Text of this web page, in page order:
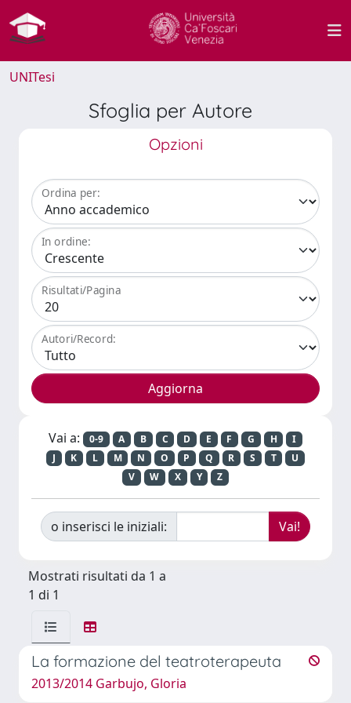
UNITesi
Sfoglia per Autore
Opzioni
Ordina per:
In ordine:
Risultati/Pagina
Autori/Record:
Vai a: 0-9 A B C D E F G H
I
J
K L M N O P Q R S T
U
V
W X Y Z
o inserisci le iniziali:
Mostrati risultati da 1 a
1 di 1
La formazione del teatroterapeuta
2013/2014 Garbujo, Gloria